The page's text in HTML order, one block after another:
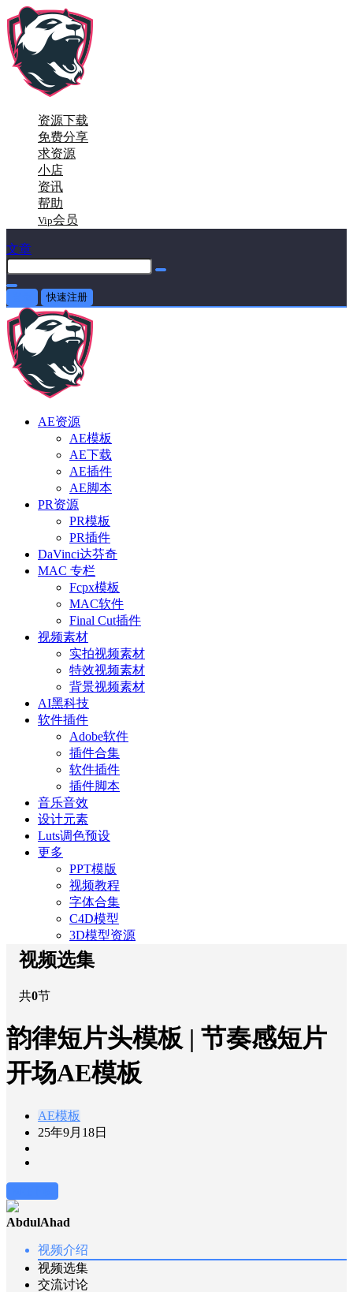
资源下载
免费分享
求资源
小店
资讯
帮助
Vip会员
文章
快速注册
AE资源
AE模板
AE下载
AE插件
AE脚本
PR资源
PR模板
PR插件
DaVinci达芬奇
MAC 专栏
Fcpx模板
MAC软件
Final Cut插件
视频素材
实拍视频素材
特效视频素材
背景视频素材
AI黑科技
软件插件
Adobe软件
插件合集
软件插件
插件脚本
音乐音效
设计元素
Luts调色预设
更多
PPT模版
视频教程
字体合集
C4D模型
3D模型资源
视频选集
共0节
韵律短片头模板 | 节奏感短片
开场AE模板
AE模板
25年9月18日
AbdulAhad
视频介绍
视频选集
交流讨论